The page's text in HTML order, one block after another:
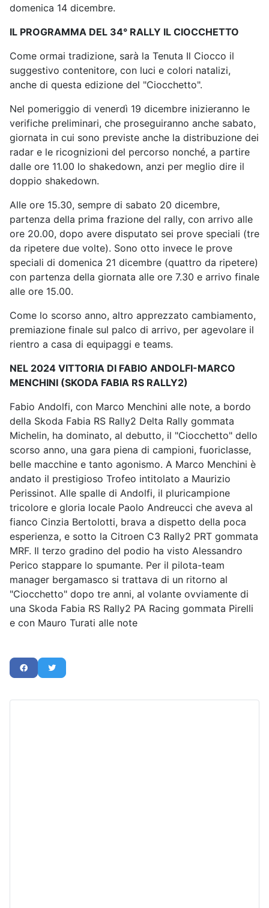
domenica 14 dicembre.
IL PROGRAMMA DEL 34° RALLY IL CIOCCHETTO
Come ormai tradizione, sarà la Tenuta Il Ciocco il
suggestivo contenitore, con luci e colori natalizi,
anche di questa edizione del "Ciocchetto".
Nel pomeriggio di venerdì 19 dicembre inizieranno le
verifiche preliminari, che proseguiranno anche sabato,
giornata in cui sono previste anche la distribuzione dei
radar e le ricognizioni del percorso nonché, a partire
dalle ore 11.00 lo shakedown, anzi per meglio dire il
doppio shakedown.
Alle ore 15.30, sempre di sabato 20 dicembre,
partenza della prima frazione del rally, con arrivo alle
ore 20.00, dopo avere disputato sei prove speciali (tre
da ripetere due volte). Sono otto invece le prove
speciali di domenica 21 dicembre (quattro da ripetere)
con partenza della giornata alle ore 7.30 e arrivo finale
alle ore 15.00.
Come lo scorso anno, altro apprezzato cambiamento,
premiazione finale sul palco di arrivo, per agevolare il
rientro a casa di equipaggi e teams.
NEL 2024 VITTORIA DI FABIO ANDOLFI-MARCO
MENCHINI (SKODA FABIA RS RALLY2)
Fabio Andolfi, con Marco Menchini alle note, a bordo
della Skoda Fabia RS Rally2 Delta Rally gommata
Michelin, ha dominato, al debutto, il "Ciocchetto" dello
scorso anno, una gara piena di campioni, fuoriclasse,
belle macchine e tanto agonismo. A Marco Menchini è
andato il prestigioso Trofeo intitolato a Maurizio
Perissinot. Alle spalle di Andolfi, il pluricampione
tricolore e gloria locale Paolo Andreucci che aveva al
fianco Cinzia Bertolotti, brava a dispetto della poca
esperienza, e sotto la Citroen C3 Rally2 PRT gommata
MRF. Il terzo gradino del podio ha visto Alessandro
Perico stappare lo spumante. Per il pilota-team
manager bergamasco si trattava di un ritorno al
"Ciocchetto" dopo tre anni, al volante ovviamente di
una Skoda Fabia RS Rally2 PA Racing gommata Pirelli
e con Mauro Turati alle note